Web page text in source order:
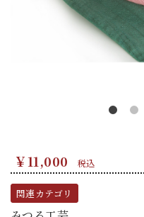
￥11,000 税込
関連カテゴリ